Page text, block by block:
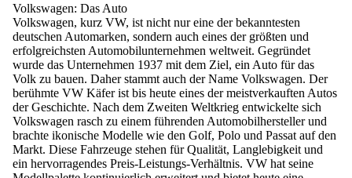
Volkswagen: Das Auto
Volkswagen, kurz VW, ist nicht nur eine der bekanntesten
deutschen Automarken, sondern auch eines der größten und
erfolgreichsten Automobilunternehmen weltweit. Gegründet
wurde das Unternehmen 1937 mit dem Ziel, ein Auto für das
Volk zu bauen. Daher stammt auch der Name Volkswagen. Der
berühmte VW Käfer ist bis heute eines der meistverkauften Autos
der Geschichte. Nach dem Zweiten Weltkrieg entwickelte sich
Volkswagen rasch zu einem führenden Automobilhersteller und
brachte ikonische Modelle wie den Golf, Polo und Passat auf den
Markt. Diese Fahrzeuge stehen für Qualität, Langlebigkeit und
ein hervorragendes Preis-Leistungs-Verhältnis. VW hat seine